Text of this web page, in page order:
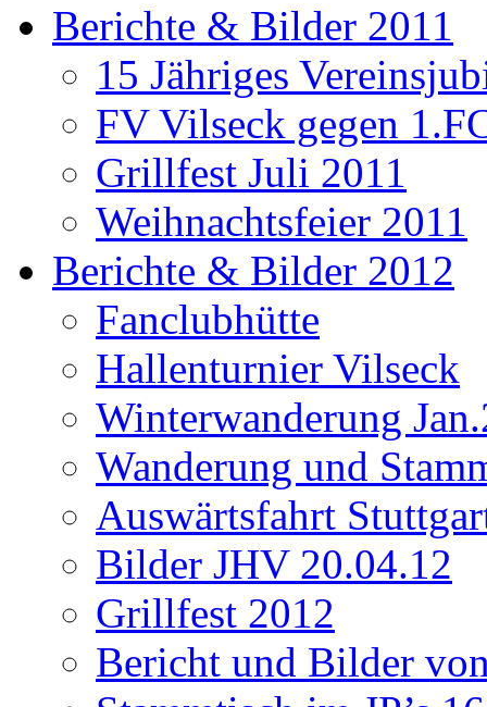
Berichte & Bilder 2011
15 Jähriges
FV Vilseck gegen
Grillfest Juli 2011
Weihnachtsfeier 2011
Berichte & Bilder 2012
Fanclubhütte
Hallenturnier Vilseck
Winterwanderung
Wanderung und
Auswärtsfahrt
Bilder JHV 20.04.12
Grillfest 2012
Bericht und Bilder